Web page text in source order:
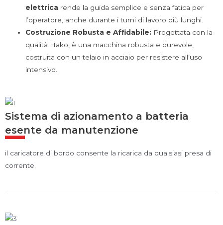
elettrica rende la guida semplice e senza fatica per
l’operatore, anche durante i turni di lavoro più lunghi.
Costruzione Robusta e Affidabile: Progettata con la
qualità Hako, è una macchina robusta e durevole,
costruita con un telaio in acciaio per resistere all’uso
intensivo.
Sistema di azionamento a batteria
esente da manutenzione
il caricatore di bordo consente la ricarica da qualsiasi presa di
corrente.